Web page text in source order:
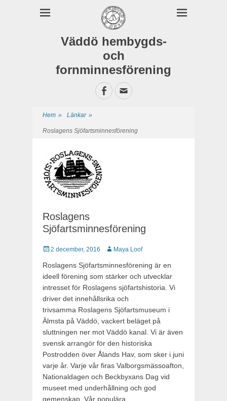
Väddö hembygds-
och
fornminnesförening
Facebook
E-
postadress
Hem » Länkar »
Roslagens Sjöfartsminnesförening
Roslagens
Sjöfartsminnesförening
Publicerat
2 december, 2016 Författare
Maya Loof
Roslagens Sjöfartsminnesförening är en
ideell förening som stärker och utvecklar
intresset för Roslagens sjöfartshistoria. Vi
driver det innehållsrika och
trivsamma Roslagens Sjöfartsmuseum i
Älmsta på Väddö, vackert beläget på
sluttningen ner mot Väddö kanal. Vi är även
svensk arrangör för den historiska
Postrodden över Ålands Hav, som sker i juni
varje år. Varje vår firas Valborgsmässoafton,
Nationaldagen och Beckbyxans Dag vid
museet med underhållning och god
gemenskap. Vår populära